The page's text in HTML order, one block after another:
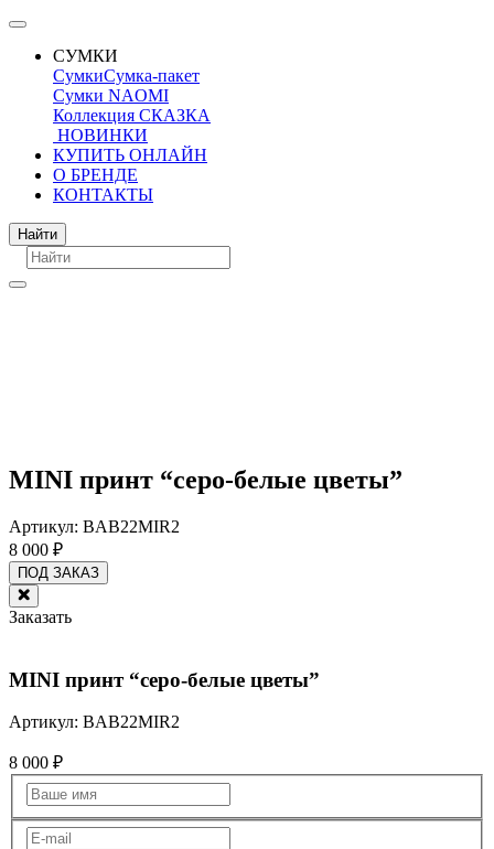
СУМКИ
СумкиСумка-пакет
Сумки NAOMI
Коллекция СКАЗКА
НОВИНКИ
КУПИТЬ ОНЛАЙН
О БРЕНДЕ
КОНТАКТЫ
Поиск
Найти
MINI принт “cеро-белые цветы”
Артикул: BAB22MIR2
8 000 ₽
ПОД ЗАКАЗ
Заказать
MINI принт “cеро-белые цветы”
Артикул: BAB22MIR2
8 000 ₽